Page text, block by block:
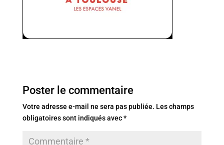
Poster le commentaire
Votre adresse e-mail ne sera pas publiée. Les champs
obligatoires sont indiqués avec*